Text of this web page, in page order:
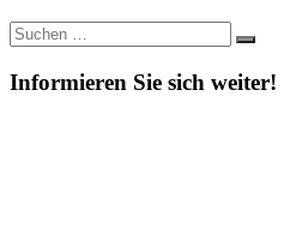
Suche
nach:
Suchen
Informieren Sie sich weiter!